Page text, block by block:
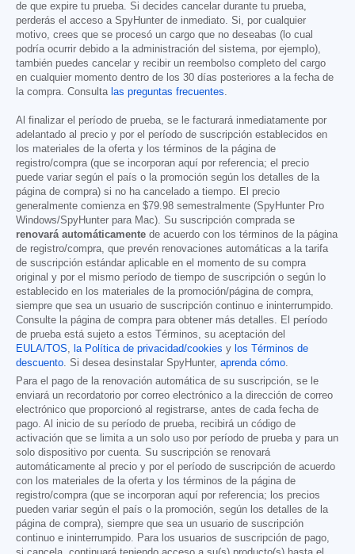
de que expire tu prueba. Si decides cancelar durante tu prueba,
perderás el acceso a SpyHunter de inmediato. Si, por cualquier
motivo, crees que se procesó un cargo que no deseabas (lo cual
podría ocurrir debido a la administración del sistema, por ejemplo),
también puedes cancelar y recibir un reembolso completo del cargo
en cualquier momento dentro de los 30 días posteriores a la fecha de
la compra. Consulta las preguntas frecuentes.
Al finalizar el período de prueba, se le facturará inmediatamente por
adelantado al precio y por el período de suscripción establecidos en
los materiales de la oferta y los términos de la página de
registro/compra (que se incorporan aquí por referencia; el precio
puede variar según el país o la promoción según los detalles de la
página de compra) si no ha cancelado a tiempo. El precio
generalmente comienza en $79.98 semestralmente (SpyHunter Pro
Windows/SpyHunter para Mac). Su suscripción comprada se
renovará automáticamente de acuerdo con los términos de la página
de registro/compra, que prevén renovaciones automáticas a la tarifa
de suscripción estándar aplicable en el momento de su compra
original y por el mismo período de tiempo de suscripción o según lo
establecido en los materiales de la promoción/página de compra,
siempre que sea un usuario de suscripción continuo e ininterrumpido.
Consulte la página de compra para obtener más detalles. El período
de prueba está sujeto a estos Términos, su aceptación del
EULA/TOS, la Política de privacidad/cookies y los Términos de
descuento. Si desea desinstalar SpyHunter, aprenda cómo.
Para el pago de la renovación automática de su suscripción, se le
enviará un recordatorio por correo electrónico a la dirección de correo
electrónico que proporcionó al registrarse, antes de cada fecha de
pago. Al inicio de su período de prueba, recibirá un código de
activación que se limita a un solo uso por período de prueba y para un
solo dispositivo por cuenta. Su suscripción se renovará
automáticamente al precio y por el período de suscripción de acuerdo
con los materiales de la oferta y los términos de la página de
registro/compra (que se incorporan aquí por referencia; los precios
pueden variar según el país o la promoción, según los detalles de la
página de compra), siempre que sea un usuario de suscripción
continuo e ininterrumpido. Para los usuarios de suscripción de pago,